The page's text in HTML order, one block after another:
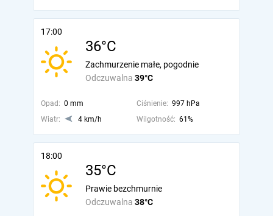
17:00
36°C
Odczuwalna 39°C
Zachmurzenie małe, pogodnie
Opad: 0 mm Ciśnienie: 997 hPa
Wiatr:
4 km/h Wilgotność: 61%
18:00
35°C
Odczuwalna 38°C
Prawie bezchmurnie